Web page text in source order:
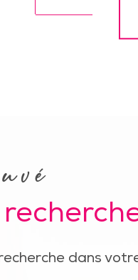
dans